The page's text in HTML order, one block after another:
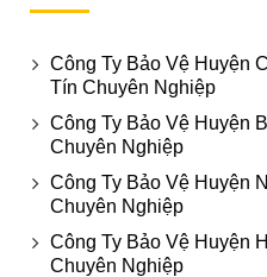
Công Ty Bảo Vệ Huyện
Tín Chuyên Nghiệp
Công Ty Bảo Vệ Huyện
Chuyên Nghiệp
Công Ty Bảo Vệ Huyện
Chuyên Nghiệp
Công Ty Bảo Vệ Huyện
Chuyên Nghiệp